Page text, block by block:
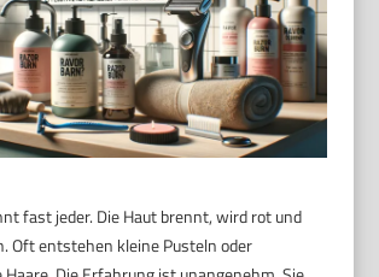
fast jeder. Die Haut brennt, wird rot und
Oft entstehen kleine Pusteln oder